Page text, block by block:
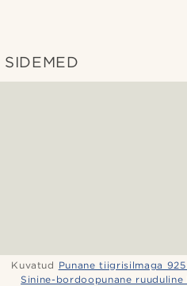
SIDEMED
Kuvatud Punane tiigrisilmaga
Sinine-bordoopunane ruuduline